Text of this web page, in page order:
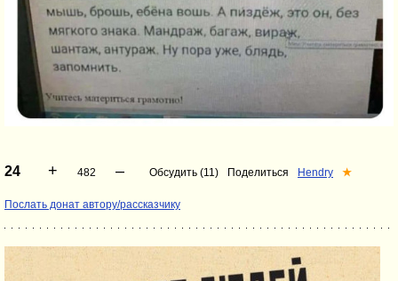
24 + 482 – Обсудить (11) Поделиться Hendry ★
Послать донат автору/рассказчику